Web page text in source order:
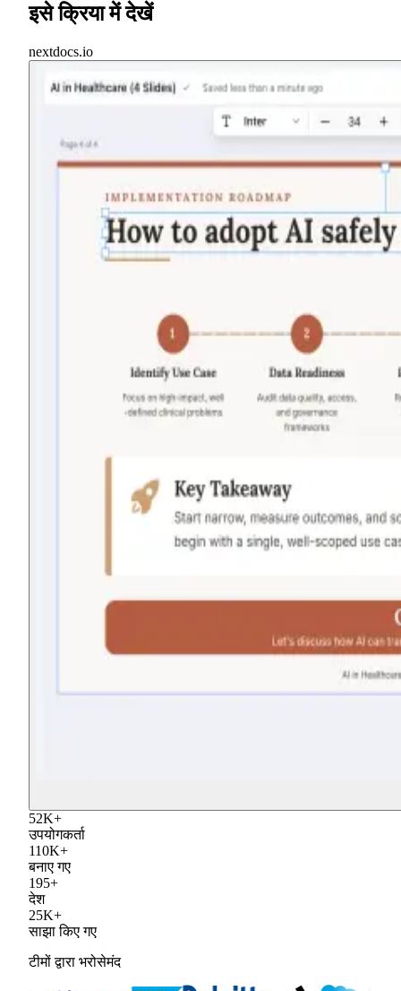
इसे क्रिया में देखें
nextdocs.io
52K+
उपयोगकर्ता
110K+
बनाए गए
195+
देश
25K+
साझा किए गए
टीमों द्वारा भरोसेमंद